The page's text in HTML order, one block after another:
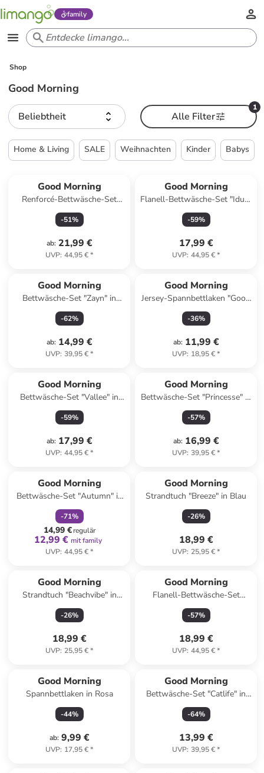
family
Shop
Good Morning
Beliebtheit
1
Alle Filter
Home & Living SALE Weihnachten Kinder Babys
Good Morning
Renforcé-Bettwäsche-Set
"Quincy" in Weiß/ Grün/ Gold
-51%
ab: 21,99 €
UVP: 44,95 €*
Good Morning
Flanell-Bettwäsche-Set "Idun"
in Hellgrau/ Weiß
-59%
17,99 €
UVP: 44,95 €*
Good Morning
Bettwäsche-Set "Zayn" in
Grau/ Gold
-62%
ab: 14,99 €
UVP: 39,95 €*
Good Morning
Jersey-Spannbettlaken "Good
Morning" in Grau
-36%
ab: 11,99 €
UVP: 18,95 €*
Good Morning
Bettwäsche-Set "Vallee" in
Mint/ Bunt
-59%
ab: 17,99 €
UVP: 44,95 €*
Good Morning
Bettwäsche-Set "Princesse" in
Petrol
-57%
ab: 16,99 €
UVP: 39,95 €*
Good Morning
Bettwäsche-Set "Autumn" in
Beige
-71%
14,99 €regulär
12,99 € mit family
UVP: 44,95 €*
Good Morning
Strandtuch "Breeze" in Blau
-26%
18,99 €
UVP: 25,95 €*
Good Morning
Strandtuch "Beachvibe" in
Beige/ Türkis
-26%
18,99 €
UVP: 25,95 €*
Good Morning
Flanell-Bettwäsche-Set
"Toss" in Weiß/ Hellblau
-57%
18,99 €
UVP: 44,95 €*
Good Morning
Spannbettlaken in Rosa
-44%
ab: 9,99 €
UVP: 17,95 €*
Good Morning
Bettwäsche-Set "Catlife" in
Beige
-64%
13,99 €
UVP: 39,95 €*